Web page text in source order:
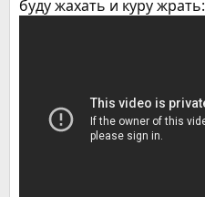
буду жахать и куру жрать: